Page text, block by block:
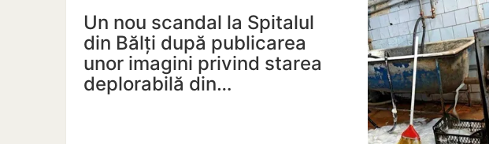
Un nou scandal la Spitalul
din Bălți după publicarea
unor imagini privind starea
deplorabilă din…